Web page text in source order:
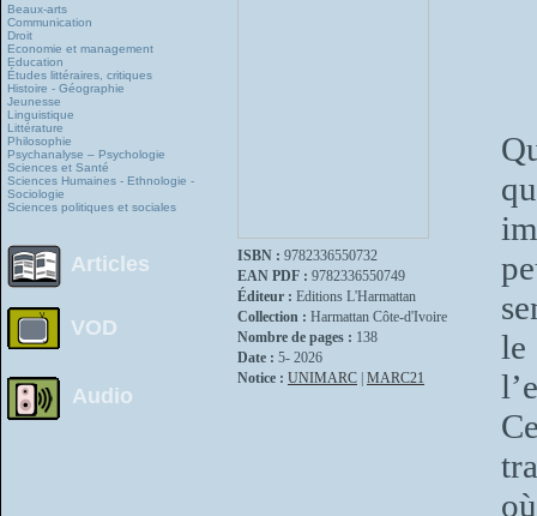
Beaux-arts
Communication
Droit
Economie et management
Education
Études littéraires, critiques
Histoire - Géographie
Jeunesse
Linguistique
Littérature
Philosophie
Psychanalyse – Psychologie
Sciences et Santé
Sciences Humaines - Ethnologie -
Sociologie
Sciences politiques et sociales
Articles
VOD
Audio
ISBN : 9782336550732
EAN PDF : 9782336550749
Éditeur : Editions L'Harmattan
Collection : Harmattan Côte-d'Ivoire
Nombre de pages : 138
Date : 5- 2026
Notice : UNIMARC MARC21
le